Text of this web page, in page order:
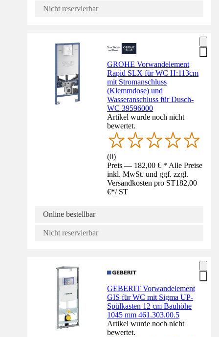
Nicht reservierbar
GROHE Vorwandelement
Rapid SLX für WC H:113cm
mit Stromanschluss
(Klemmdose) und
Wasseranschluss für Dusch-
WC 39596000
Artikel wurde noch nicht
bewertet.
(0)
Preis — 182,00 € * Alle Preise
inkl. MwSt. und ggf. zzgl.
Versandkosten pro ST182,00
€*/ ST
Online bestellbar
Nicht reservierbar
GEBERIT Vorwandelement
GIS für WC mit Sigma UP-
Spülkasten 12 cm Bauhöhe
1045 mm 461.303.00.5
Artikel wurde noch nicht
bewertet.